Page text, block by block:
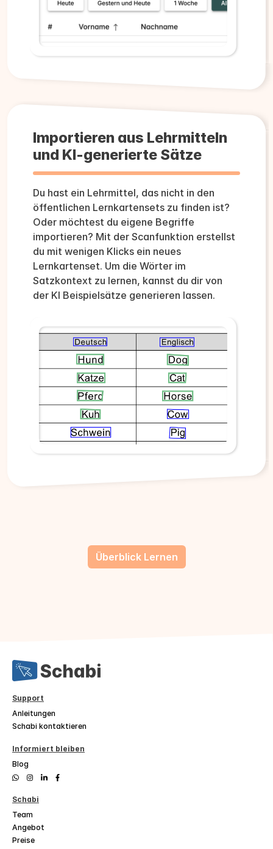
Importieren aus Lehrmitteln
und KI-generierte Sätze
Du hast ein Lehrmittel, das nicht in den
öffentlichen Lernkartensets zu finden ist?
Oder möchtest du eigene Begriffe
importieren? Mit der Scanfunktion erstellst
du mit wenigen Klicks ein neues
Lernkartenset. Um die Wörter im
Satzkontext zu lernen, kannst du dir von
der KI Beispielsätze generieren lassen.
Überblick Lernen
Support
Anleitungen
Schabi kontaktieren
Informiert bleiben
Blog
Schabi
Team
Angebot
Preise